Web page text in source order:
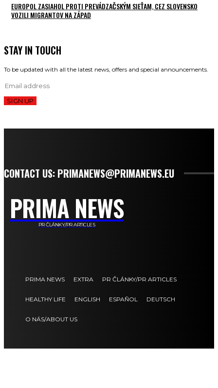
EUROPOL ZASIAHOL PROTI PREVÁDZAČSKÝM SIEŤAM, CEZ SLOVENSKO
VOZILI MIGRANTOV NA ZÁPAD
STAY IN TOUCH
To be updated with all the latest news, offers and special announcements.
SIGN UP
CONTACT US: PRIMANEWS@PRIMANEWS.EU
PRIMA NEWS
PR ČLÁNKY/PR ARTICLES
PRIMA NEWS EXTRA PR ČLÁNKY/PR ARTICLES
HEALTHY LIFE ENGLISH ESPAÑOL DEUTSCH
O NÁS/ABOUT US